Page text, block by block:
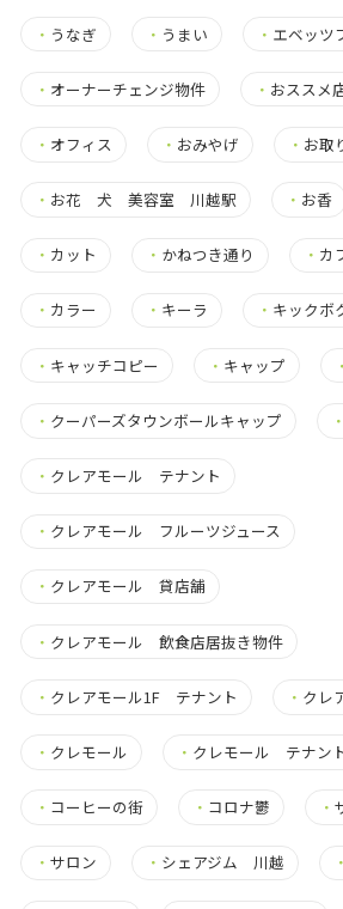
・ うなぎ ・ うまい ・ エベッツ
・ オーナーチェンジ物件 ・ おススメ
・ オフィス ・ おみやげ ・ お取
・ お花 犬 美容室 川越駅 ・ お香
・ カット ・ かねつき通り ・ カ
・ カラー ・ キーラ ・ キックボ
・ キャッチコピー ・ キャップ ・
・ クーパーズタウンボールキャップ ・
・ クレアモール テナント
・ クレアモール フルーツジュース
・ クレアモール 貸店舗
・ クレアモール 飲食店居抜き物件
・ クレアモール1F テナント ・ クレ
・ クレモール ・ クレモール テナン
・ コーヒーの街 ・ コロナ鬱 ・
・ サロン ・ シェアジム 川越 ・